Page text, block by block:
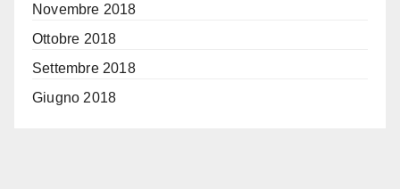
Novembre 2018
Ottobre 2018
Settembre 2018
Giugno 2018